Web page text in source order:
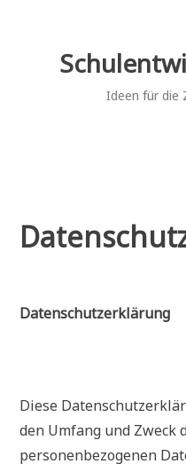
Ideen für die
Datenschutzerklärung
Diese
den Umfang und Zweck
personenbezogenen